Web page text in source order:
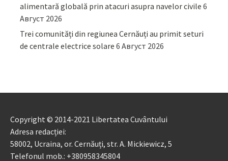
alimentară globală prin atacuri asupra navelor civile 6
Август 2026
Trei comunități din regiunea Cernăuți au primit seturi
de centrale electrice solare 6 Август 2026
Copyright © 2014-2021 Libertatea Cuvântului
Adresa redacției:
58002, Ucraina, or. Cernăuți, str. A. Mickiewicz, 5
Telefonul mob.: +380958345804